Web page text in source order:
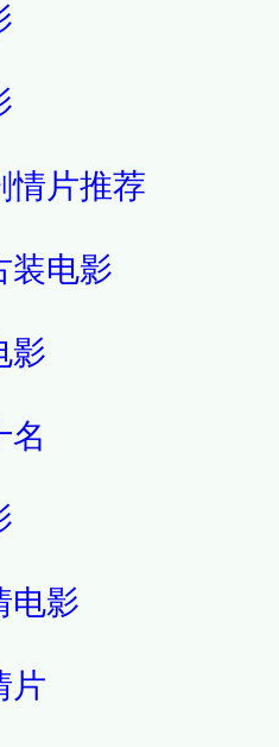
情片推荐
装电影
影
名
电影
片